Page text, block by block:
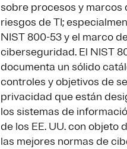
sobre procesos y marcos
riesgos de TI;
NIST 800-53 y el marco
ciberseguridad. El NIST
documenta un sólido
controles y objetivos de
privacidad que están
los sistemas de
de los EE. UU. con objeto
las mejores normas de